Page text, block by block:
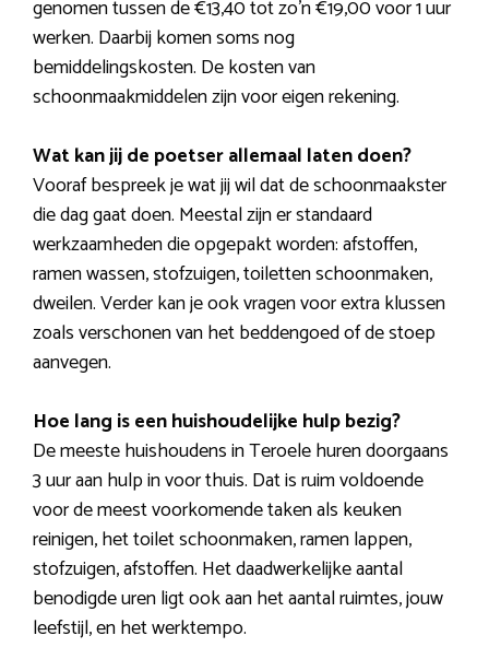
genomen tussen de €13,40 tot zo’n €19,00 voor 1 uur
werken. Daarbij komen soms nog
bemiddelingskosten. De kosten van
schoonmaakmiddelen zijn voor eigen rekening.
Wat kan jij de poetser allemaal laten doen?
Vooraf bespreek je wat jij wil dat de schoonmaakster
die dag gaat doen. Meestal zijn er standaard
werkzaamheden die opgepakt worden: afstoffen,
ramen wassen, stofzuigen, toiletten schoonmaken,
dweilen. Verder kan je ook vragen voor extra klussen
zoals verschonen van het beddengoed of de stoep
aanvegen.
Hoe lang is een huishoudelijke hulp bezig?
De meeste huishoudens in Teroele huren doorgaans
3 uur aan hulp in voor thuis. Dat is ruim voldoende
voor de meest voorkomende taken als keuken
reinigen, het toilet schoonmaken, ramen lappen,
stofzuigen, afstoffen. Het daadwerkelijke aantal
benodigde uren ligt ook aan het aantal ruimtes, jouw
leefstijl, en het werktempo.